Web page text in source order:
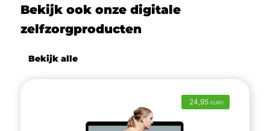
Bekijk ook onze digitale
zelfzorgproducten
Bekijk alle
24,95 EURO